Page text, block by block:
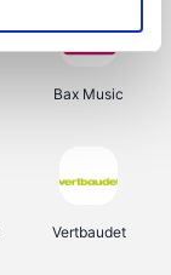
Bax Music
Vertbaudet